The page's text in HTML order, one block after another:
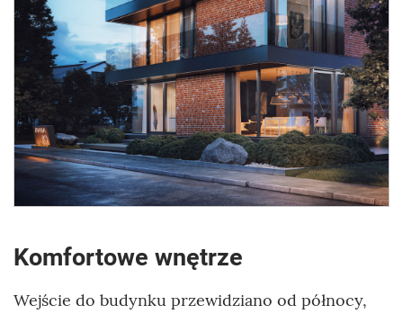
Komfortowe wnętrze
Wejście do budynku przewidziano od północy,